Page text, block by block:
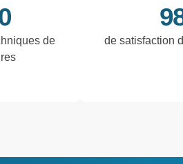
de
de satisfaction